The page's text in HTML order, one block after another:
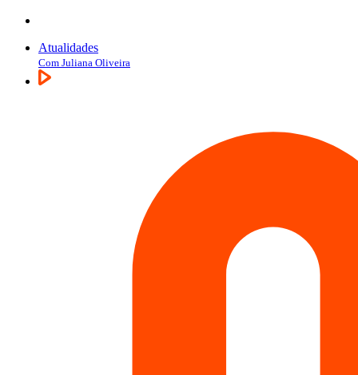
Atualidades
Com Juliana Oliveira